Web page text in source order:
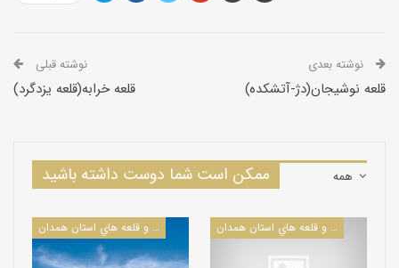
نوشته قبلی
قلعه خرابه(قلعه یزدگرد) قلعه نوشیجان(دژ-آتشکده)
ممکن است شما دوست داشته باشید
كاروانسراها و قلعه هاي استان همدان كاروانسراها و قلعه هاي استان همدان